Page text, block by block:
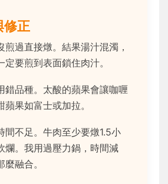
修正
煎過直接燉。結果湯汁混濁，
要煎到表面鎖住肉汁。
錯品種。太酸的蘋果會讓咖喱
果如富士或加拉。
間不足。牛肉至少要燉1.5小
爛。我用過壓力鍋，時間減
融合。